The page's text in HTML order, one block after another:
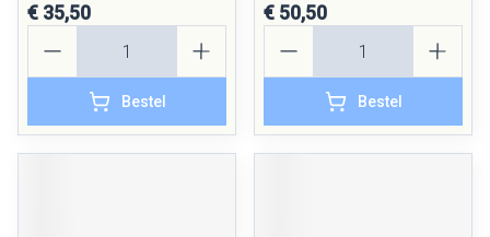
€ 35,50
Bestel
€ 50,50
Bestel